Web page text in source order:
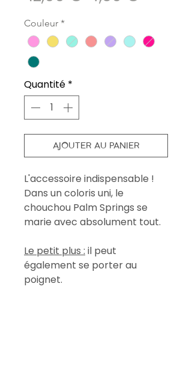
Couleur *
Quantité *
AJOUTER AU PANIER
L'accessoire indispensable !
Dans un coloris uni, le
chouchou Palm Springs se
marie avec absolument tout.
Le petit plus : il peut
également se porter au
poignet.